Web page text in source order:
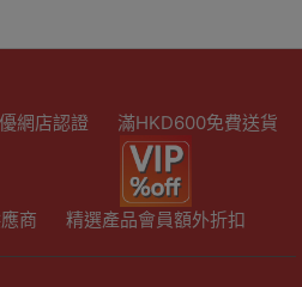
優網店認證 滿HKD600免費送貨
商 精選產品會員額外折扣